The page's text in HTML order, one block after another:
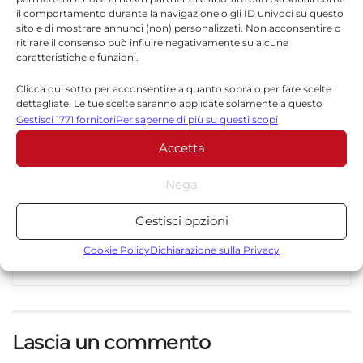
il comportamento durante la navigazione o gli ID univoci su questo
sito e di mostrare annunci (non) personalizzati. Non acconsentire o
ritirare il consenso può influire negativamente su alcune
caratteristiche e funzioni.
Clicca qui sotto per acconsentire a quanto sopra o per fare scelte
dettagliate. Le tue scelte saranno applicate solamente a questo
sito. È possibile modificare le impostazioni in qualsiasi momento,
compreso il ritiro del consenso, utilizzando i pulsanti della Cookie
Policy o cliccando sul pulsante di gestione del consenso nella parte
inferiore dello schermo.
Statistiche
Archiviare informazioni su dispositivo e/o accedervi, Misurare le
prestazioni degli annunci, Misurare le prestazioni dei contenuti,
combinazione di dati provenienti da fonti diverse.
Archiviare informazioni su dispositivo e/o accedervi, Utilizzare
Gestisci 1771 fornitoriPer saperne di più su questi scopi
Accetta
Nega
Gestisci opzioni
Cookie PolicyDichiarazione sulla Privacy
Redazione
La redazione di Quotidianodiragusa.it è composta
da giornalisti, collaboratori e professionisti
dell’informazione che ogni giorno lavorano per
offrire notizie, approfondimenti e contenuti
accurati dedicati alla Sicilia, all’attualità, alla
politica, alla cronaca, alla cultura e allo sport. Un
team dinamico e indipendente che garantisce
qualità, tempestività e affidabilità.
Lascia un commento